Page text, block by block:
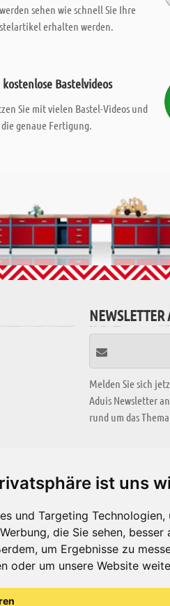
ist uns
und Targeting
die Sie sehen, besser
um Ergebnisse zu
oder um unsere Website
sehen wie schnell Sie Ihre
erhalten werden.
Bastelvideos
Sie mit vielen Bastel-Videos und
genaue Fertigung.
Melden Sie sich
Aduis Newsletter
rund um das
KREATIV ZONE
Alle Videos
Bastelideen
Arbeitsblätter